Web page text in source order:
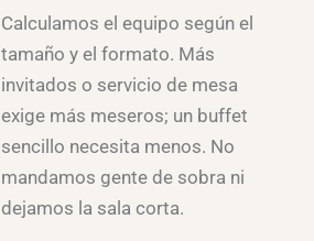
Calculamos el equipo según el
tamaño y el formato. Más
invitados o servicio de mesa
exige más meseros; un buffet
sencillo necesita menos. No
mandamos gente de sobra ni
dejamos la sala corta.